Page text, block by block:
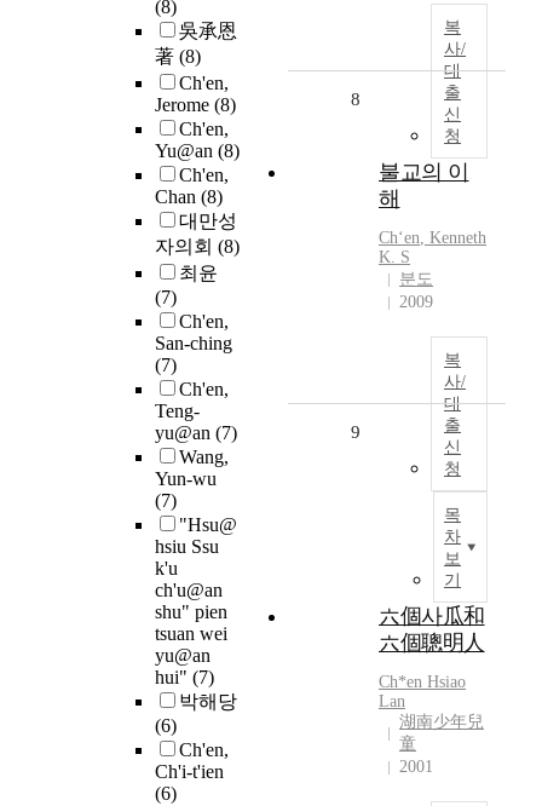
(8)
吳承恩
著 (8)
Ch'en,
Jerome (8)
Ch'en,
Yu@an (8)
Ch'en,
Chan (8)
대만성
자의회 (8)
최윤
(7)
Ch'en,
San-ching
(7)
Ch'en,
Teng-
yu@an (7)
Wang,
Yun-wu
(7)
"Hsu@
hsiu Ssu
k'u
ch'u@an
shu" pien
tsuan wei
yu@an
hui" (7)
박해당
(6)
Ch'en,
Ch'i-t'ien
(6)
복
사/
대
출
신
청
8
불교의 이
해
Chʻen, Kenneth
K. S
분도
2009
복
사/
대
출
신
청
목
차
보
기
9
六個사瓜和
六個聰明人
Ch*en Hsiao
Lan
湖南少年兒
童
2001